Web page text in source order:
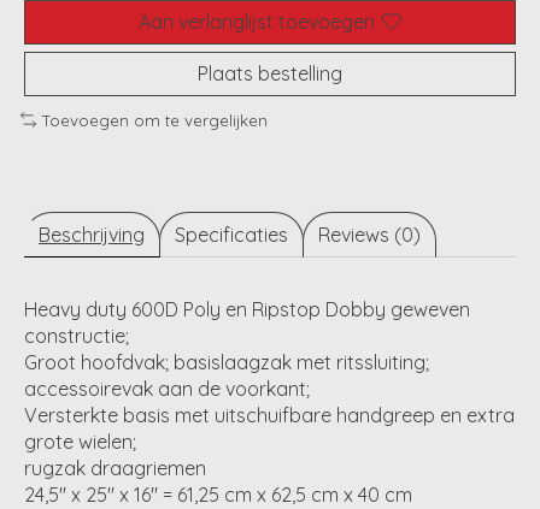
Aan verlanglijst toevoegen
Plaats bestelling
Toevoegen om te vergelijken
Beschrijving Specificaties Reviews (0)
Heavy duty 600D Poly en Ripstop Dobby geweven
constructie;
Groot hoofdvak; basislaagzak met ritssluiting;
accessoirevak aan de voorkant;
Versterkte basis met uitschuifbare handgreep en extra
grote wielen;
rugzak draagriemen
24,5" x 25" x 16" = 61,25 cm x 62,5 cm x 40 cm